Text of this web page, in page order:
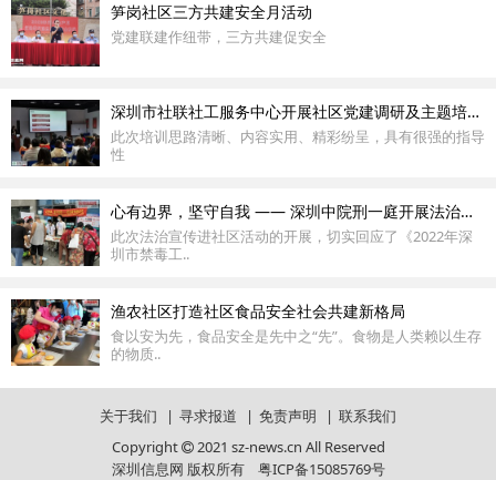
笋岗社区三方共建安全月活动
党建联建作纽带，三方共建促安全
深圳市社联社工服务中心开展社区党建调研及主题培训活动
此次培训思路清晰、内容实用、精彩纷呈，具有很强的指导
性
心有边界，坚守自我 —— 深圳中院刑一庭开展法治宣传进社区活动
此次法治宣传进社区活动的开展，切实回应了《2022年深
圳市禁毒工..
渔农社区打造社区食品安全社会共建新格局
食以安为先，食品安全是先中之“先”。食物是人类赖以生存
的物质..
关于我们 | 寻求报道 | 免责声明 | 联系我们
Copyright
2021 sz-news.cn All Reserved
深圳信息网 版权所有 粤ICP备15085769号